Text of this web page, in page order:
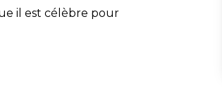
il est célèbre pour